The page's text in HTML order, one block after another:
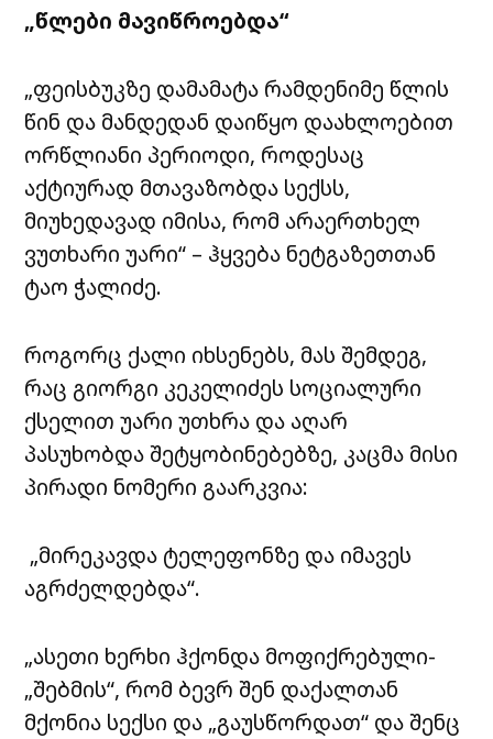
„წლები მავიწროებდა“
„ფეისბუკზე დამამატა რამდენიმე წლის
წინ და მანდედან დაიწყო დაახლოებით
ორწლიანი პერიოდი, როდესაც
აქტიურად მთავაზობდა სექსს,
მიუხედავად იმისა, რომ არაერთხელ
ვუთხარი უარი“ – ჰყვება ნეტგაზეთთან
ტაო ჭალიძე.
როგორც ქალი იხსენებს, მას შემდეგ,
რაც გიორგი კეკელიძეს სოციალური
ქსელით უარი უთხრა და აღარ
პასუხობდა შეტყობინებებზე, კაცმა მისი
პირადი ნომერი გაარკვია:
„მირეკავდა ტელეფონზე და იმავეს
აგრძელდებდა“.
„ასეთი ხერხი ჰქონდა მოფიქრებული-
„შებმის“, რომ ბევრ შენ დაქალთან
მქონია სექსი და „გაუსწორდათ“ და შენც